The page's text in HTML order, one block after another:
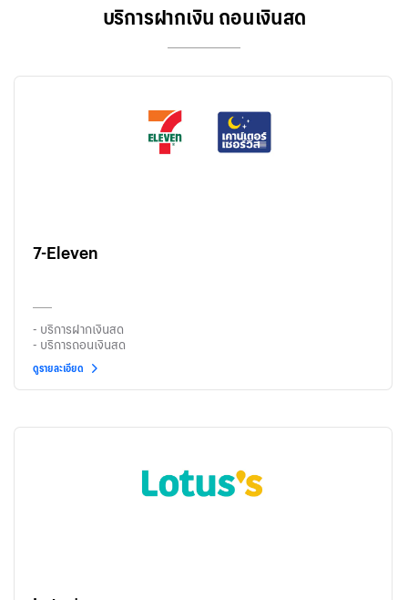
บริการฝากเงิน ถอนเงินสด
7-Eleven
- บริการฝากเงินสด
- บริการถอนเงินสด
ดูรายละเอียด